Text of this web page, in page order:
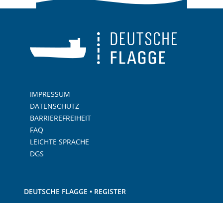
IMPRESSUM
DATENSCHUTZ
BARRIEREFREIHEIT
FAQ
LEICHTE SPRACHE
DGS
DEUTSCHE FLAGGE • REGISTER